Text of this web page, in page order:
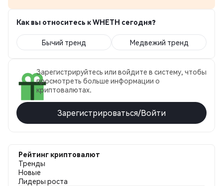
Как вы относитесь к WHETH сегодня?
Бычий тренд Медвежий тренд
Зарегистрируйтесь или войдите в систему, чтобы
просмотреть больше информации о
криптовалютах.
Зарегистрироваться/Войти
Рейтинг криптовалют
Тренды
Новые
Лидеры роста